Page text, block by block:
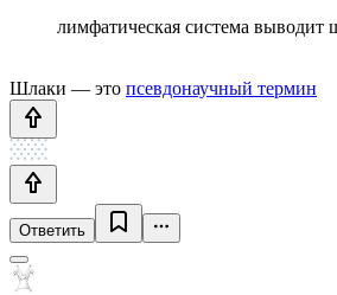
лимфатическая система выводит
Шлаки — это псевдонаучный термин
Ответить